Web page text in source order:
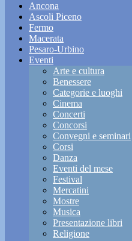
Ancona
Ascoli Piceno
Fermo
Macerata
Pesaro-Urbino
Eventi
Arte e cultura
Benessere
Categorie e luoghi
Cinema
Concerti
Concorsi
Convegni e seminari
Corsi
Danza
Eventi del mese
Festival
Mercatini
Mostre
Musica
Presentazione libri
Religione